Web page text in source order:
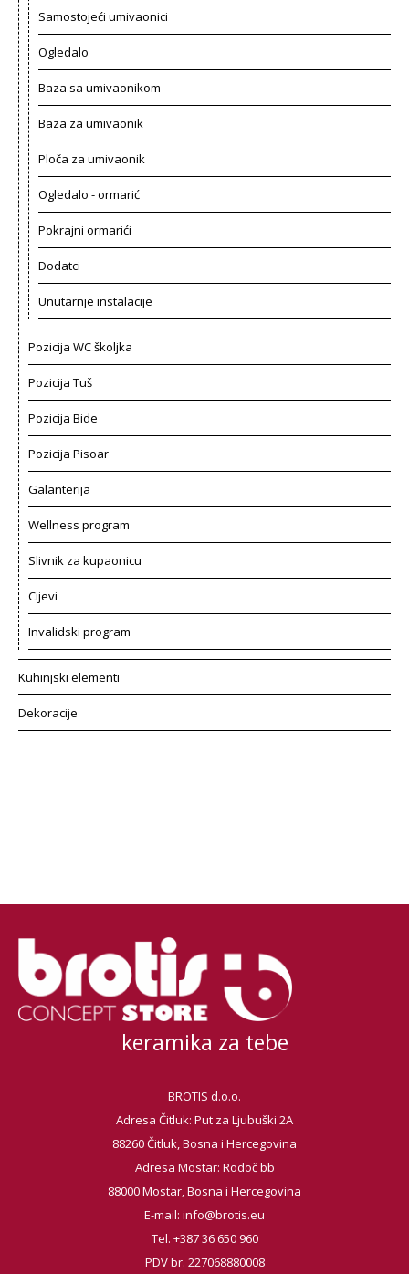
Samostojeći umivaonici
Ogledalo
Baza sa umivaonikom
Baza za umivaonik
Ploča za umivaonik
Ogledalo - ormarić
Pokrajni ormarići
Dodatci
Unutarnje instalacije
Pozicija WC školjka
Pozicija Tuš
Pozicija Bide
Pozicija Pisoar
Galanterija
Wellness program
Slivnik za kupaonicu
Cijevi
Invalidski program
Kuhinjski elementi
Dekoracije
keramika za tebe
BROTIS d.o.o.
Adresa Čitluk: Put za Ljubuški 2A
88260 Čitluk, Bosna i Hercegovina
Adresa Mostar: Rodoč bb
88000 Mostar, Bosna i Hercegovina
E-mail: info@brotis.eu
Tel. +387 36 650 960
PDV br. 227068880008